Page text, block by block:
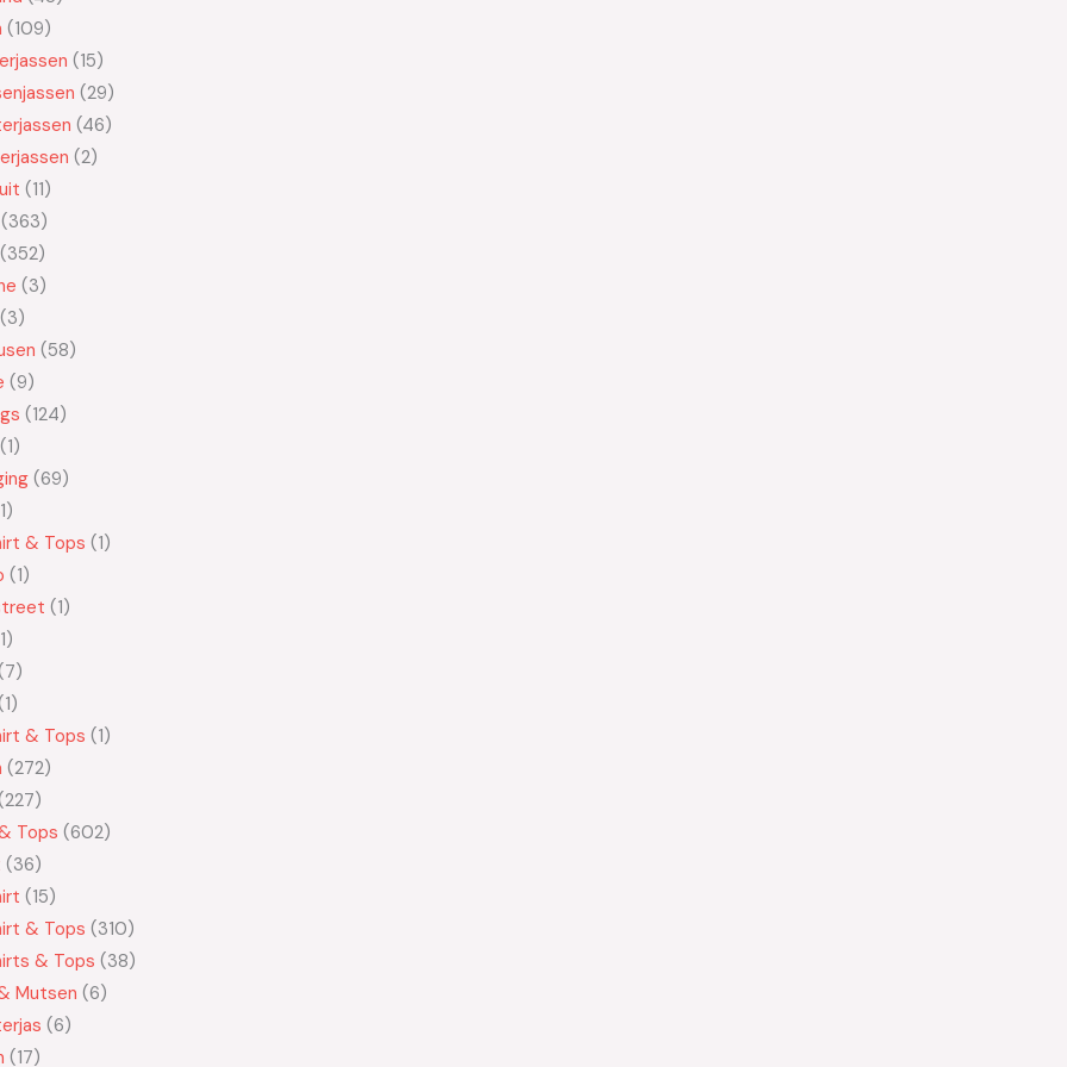
109
15
29
46
2
11
363
352
3
3
58
9
124
1
69
1
& Tops 1
1
1
1
7
1
& Tops 1
272
227
Tops 602
36
15
& Tops 310
& Tops 38
Mutsen 6
6
17